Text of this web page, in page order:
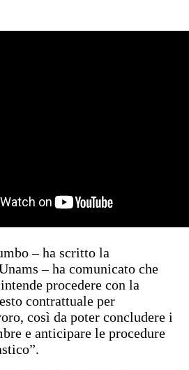
– ha scritto la
– ha comunicato che
procedere con la
contrattuale per
così da poter concludere i
e anticipare le procedure